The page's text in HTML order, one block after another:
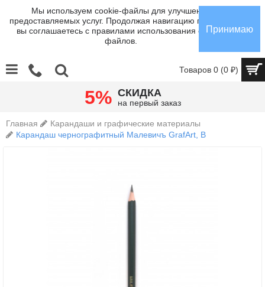
Мы используем cookie-файлы для улучшения
предоставляемых услуг. Продолжая навигацию по сайту,
вы соглашаетесь с правилами использования cookie-
файлов.
Принимаю
Товаров 0 (0 ₽)
Главная
Карандаши и графические материалы
Карандаш чернографитный Малевичъ GrafArt, В